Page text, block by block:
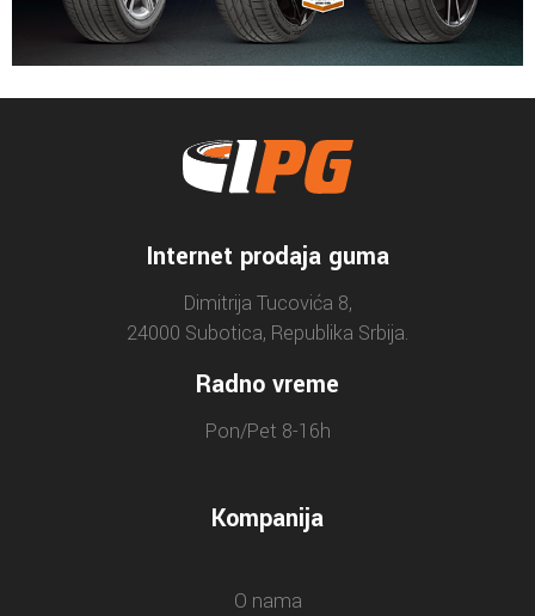
Internet prodaja guma
Dimitrija Tucovića 8,
24000 Subotica, Republika Srbija.
Radno vreme
Pon/Pet 8-16h
Kompanija
O nama